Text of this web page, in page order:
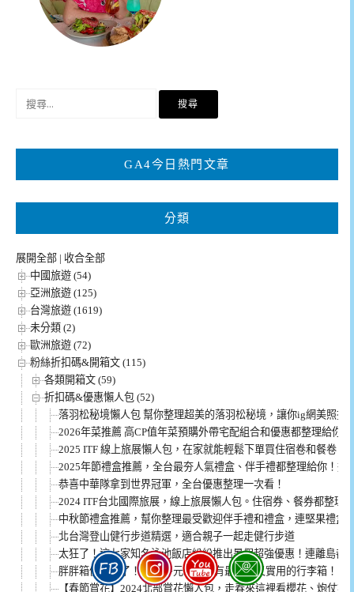
鍵
GA4今日熱門文章
分類
展開全部 | 收合全部
中國旅遊 (54)
亞洲旅遊 (125)
台灣旅遊 (1619)
未分類 (2)
歐洲旅遊 (72)
粉絲折扣碼&開箱文 (115)
各類開箱文 (59)
折扣碼&優惠懶人包 (52)
落羽松秘境懶人包 幫你整理超美的落羽松秘境，讓你ig網美照拍
2026年菜推薦 高CP值年菜預購外帶宅配組合和優惠都整理給你！
2025 ITF 線上旅展懶人包，在家就能輕鬆下單買住宿卷和餐卷！
2025年節禮盒推薦，全台最夯人氣禮盒、伴手禮都整理給你！過
恭喜中華隊拿到世界冠軍，全台優惠整理一次看！
2024 ITF台北國際旅展，線上旅展懶人包。住宿券、餐券都整理
中秋節禮盒推薦，幫你整理最受歡迎伴手禮和禮盒，連堅果禮盒
北台灣登山健行步道精選，適合親子一起走健行步道
太狂了！這七家知名泳池飯店紛紛推出暑假超強優惠！連離島都
胖胖箱優惠來了！1000多元就能擁有最時尚又實用的行李箱！
【春節賞花】2024北部賞花懶人包，走春來這裡看櫻花、炮仗花